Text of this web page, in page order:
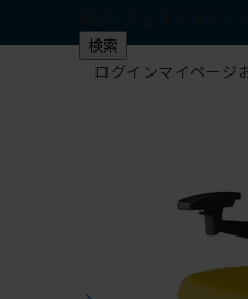
検索
ログインマイページ